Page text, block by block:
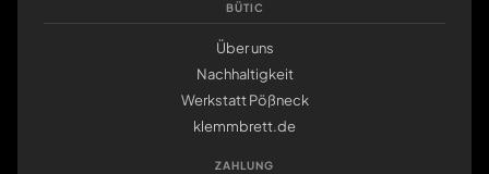
BÜTIC
Über uns
Nachhaltigkeit
Werkstatt Pößneck
klemmbrett.de
ZAHLUNG